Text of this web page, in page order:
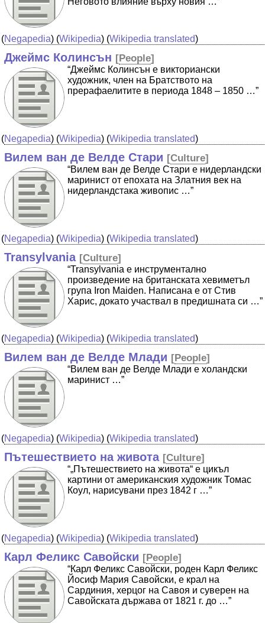
(Negapedia) (Wikipedia) (Wikipedia translated)
Джеймс Колинсън [People]
“Джеймс Колинсън е викториански
художник, член на Братството на
прерафаелитите в периода 1848 – 1850 …”
(Negapedia) (Wikipedia) (Wikipedia translated)
Вилем ван де Велде Стари [Culture]
“Вилем ван де Велде Стари е нидерландски
маринист от епохата на Златния век на
нидерландстака живопис …”
(Negapedia) (Wikipedia) (Wikipedia translated)
Transylvania [Culture]
“Transylvania е инструментално
произведение на британската хевиметъл
група Iron Maiden. Написана е от Стив
Харис, докато участвал в предишната си …”
(Negapedia) (Wikipedia) (Wikipedia translated)
Вилем ван де Велде Млади [People]
“Вилем ван де Велде Млади е холандски
маринист …”
(Negapedia) (Wikipedia) (Wikipedia translated)
Пътешествието на живота [Culture]
“„Пътешествието на живота“ е цикъл
картини от американския художник Томас
Коул, нарисувани през 1842 г …”
(Negapedia) (Wikipedia) (Wikipedia translated)
Карл Феликс Савойски [People]
“Карл Феликс Савойски, роден Карл Феликс
Йосиф Мария Савойски, е крал на
Сардиния, херцог на Савоя и суверен на
Савойската държава от 1821 г. до …”